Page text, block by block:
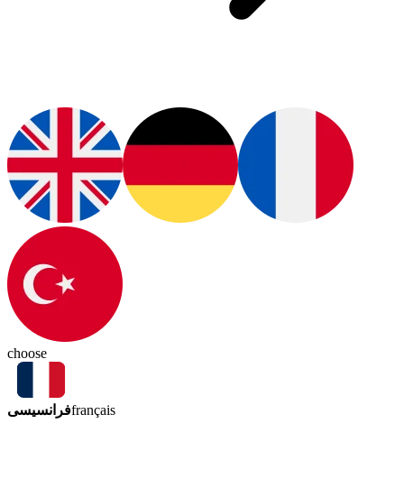
choose
فرانسیسیfrançais